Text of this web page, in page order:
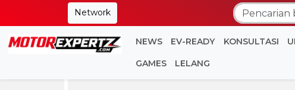
Network
NEWS EV-READY KONSULTASI
GAMES LELANG